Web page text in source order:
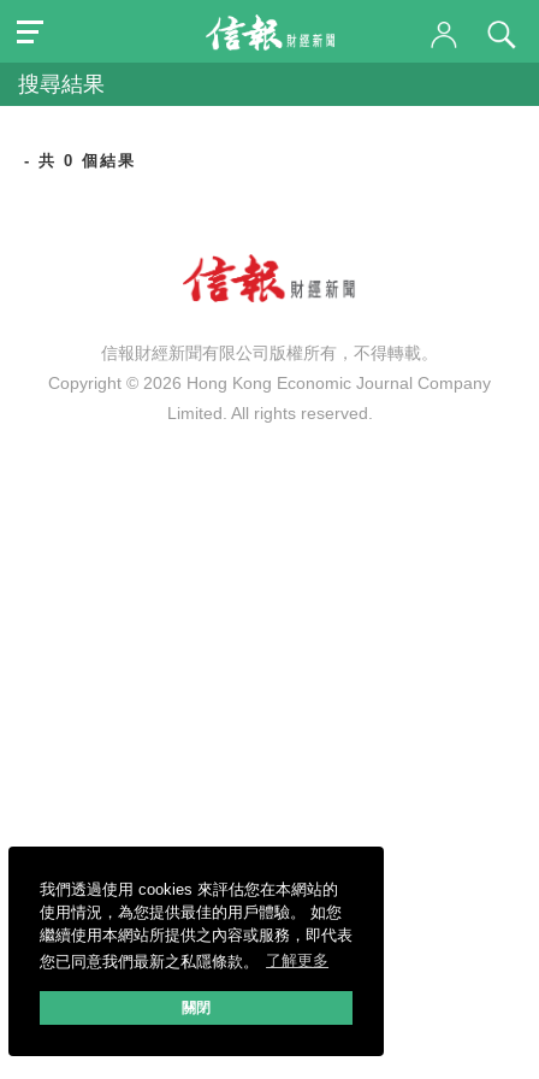
我們透過使用 cookies 來評估您在本網站的
使用情況，為您提供最佳的用戶體驗。 如您
繼續使用本網站所提供之內容或服務，即代表
您已同意我們最新之私隱條款。
了解更多
關閉
搜尋結果
- 共 0 個結果
信報財經新聞有限公司版權所有，不得轉載。
Copyright © 2026 Hong Kong Economic Journal Company
Limited. All rights reserved.